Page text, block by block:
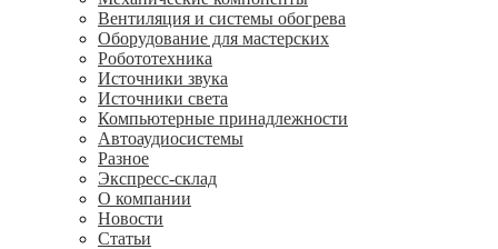
Вентиляция и системы обогрева
Оборудование для мастерских
Робототехника
Источники звука
Источники света
Компьютерные принадлежности
Автоаудиосистемы
Разное
Экспресс-склад
О компании
Новости
Статьи